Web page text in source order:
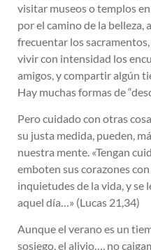
visitar museos o templos
por el camino de la belleza,
frecuentar los
vivir con intensidad los
amigos, y compartir algún
Hay muchas formas de
Pero cuidado con otras
su justa medida, pueden,
nuestra mente. «Tengan
emboten sus corazones
inquietudes de la vida, y se
aquel día…» (Lucas 21,34)
Aunque el verano es un
sosiego, el alivio…, no